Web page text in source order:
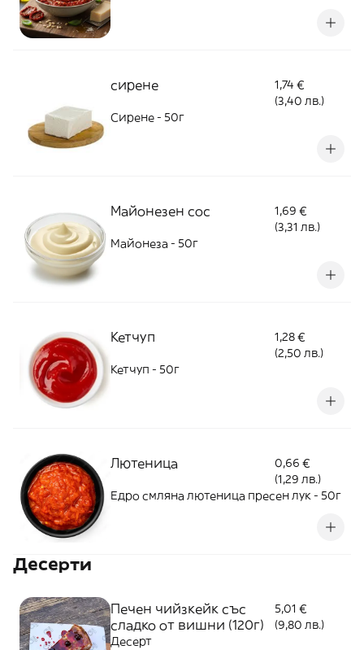
сирене
1,74 €
(3,40 лв.)
Сирене - 50г
Майонезен сос
1,69 €
(3,31 лв.)
Майонеза - 50г
Кетчуп
1,28 €
(2,50 лв.)
Кетчуп - 50г
Лютеница
0,66 €
(1,29 лв.)
Едро смляна лютеница пресен лук - 50г
Десерти
Печен чийзкейк със
сладко от вишни (120г)
5,01 €
(9,80 лв.)
Десерт